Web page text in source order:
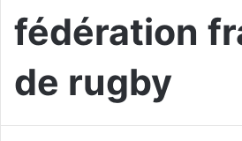
fédération
de rugby